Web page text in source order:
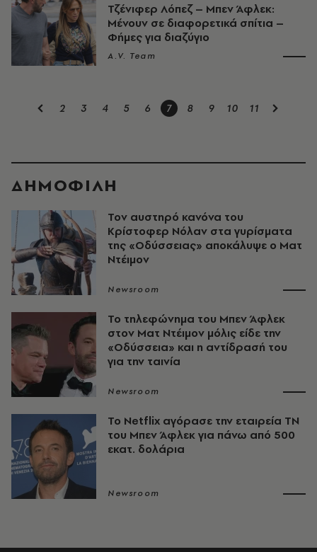
Τζένιφερ Λόπεζ – Μπεν Άφλεκ:
Μένουν σε διαφορετικά σπίτια –
Φήμες για διαζύγιο
A.V. Team
2 3 4 5 6 7 8 9 10 11
ΔΗΜΟΦΙΛΗ
Τον αυστηρό κανόνα του
Κρίστοφερ Νόλαν στα γυρίσματα
της «Οδύσσειας» αποκάλυψε ο Ματ
Ντέιμον
Newsroom
Το τηλεφώνημα του Μπεν Άφλεκ
στον Ματ Ντέιμον μόλις είδε την
«Οδύσσεια» και η αντίδρασή του
για την ταινία
Newsroom
Το Netflix αγόρασε την εταιρεία ΤΝ
του Μπεν Άφλεκ για πάνω από 500
εκατ. δολάρια
Newsroom